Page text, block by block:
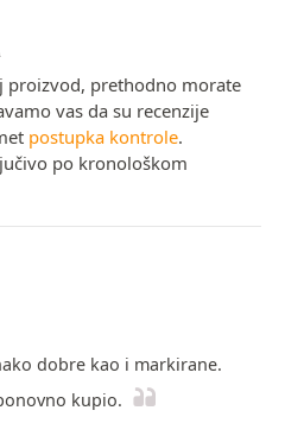
proizvod, prethodno morate
vas da su recenzije
postupka kontrole.
po kronološkom
dobre kao i markirane.
kupio.